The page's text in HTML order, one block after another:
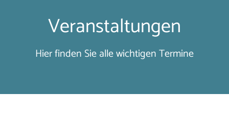
Veranstaltungen
Hier finden Sie alle wichtigen Termine